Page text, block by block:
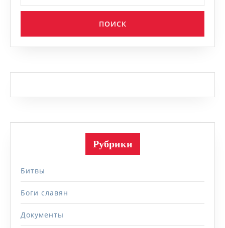
Рубрики
Битвы
Боги славян
Документы